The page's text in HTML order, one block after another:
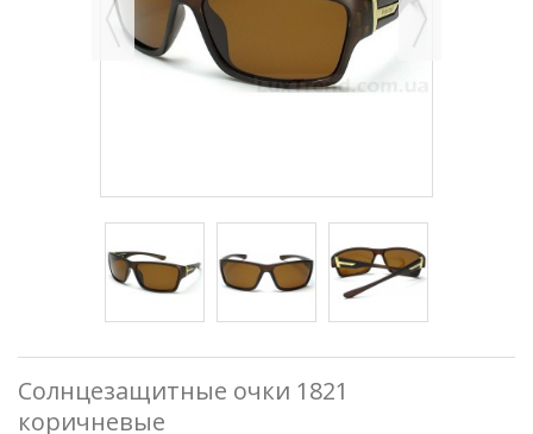
Солнцезащитные очки 1821
коричневые